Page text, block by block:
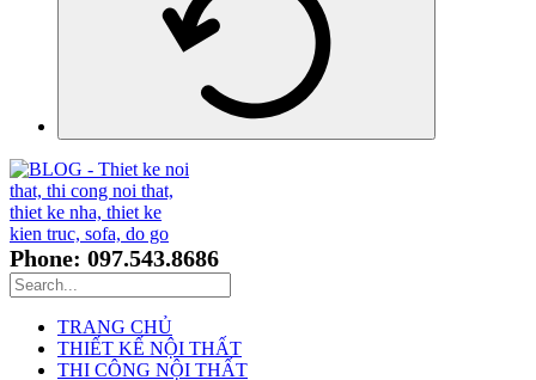
Phone: 097.543.8686
TRANG CHỦ
THIẾT KẾ NỘI THẤT
THI CÔNG NỘI THẤT